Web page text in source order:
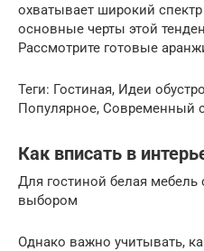
охватывает широкий
основные черты этой
Рассмотрите готовые
Теги: Гостиная, Идеи
Популярное, Современный
Как вписать в
Для гостиной белая мебель
выбором
Однако важно учитывать,